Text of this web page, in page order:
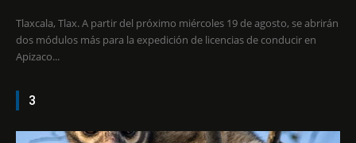
Tlaxcala, Tlax. A partir del próximo miércoles 19 de agosto, se abrirán
dos módulos más para la expedición de licencias de conducir en
Apizaco...
3